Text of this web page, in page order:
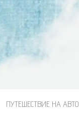
ПУТЕШЕСТВИЕ НА АВТО